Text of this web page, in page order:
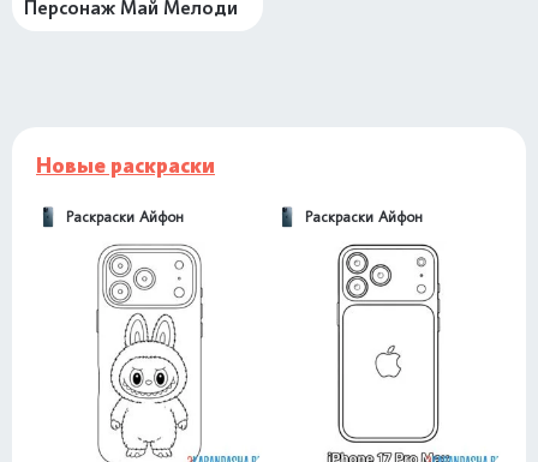
Персонаж Май Мелоди
Новые раскраски
Раскраски Айфон Раскраски Айфон